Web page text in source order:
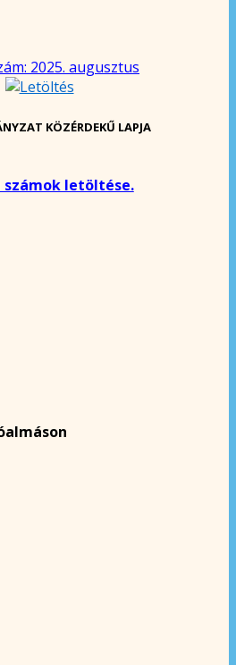
2025. augusztus
KÖZÉRDEKŰ LAPJA
számok letöltése.